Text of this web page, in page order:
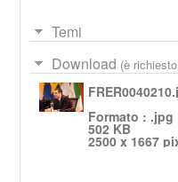
Temi
Download (è
Formato : .jpg
502 KB
2500 x 1667